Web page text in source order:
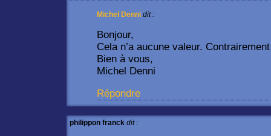
Michel Denni dit :
Bonjour,
Cela n’a aucune valeur.
Bien à vous,
Michel Denni
Répondre
philippon franck dit :